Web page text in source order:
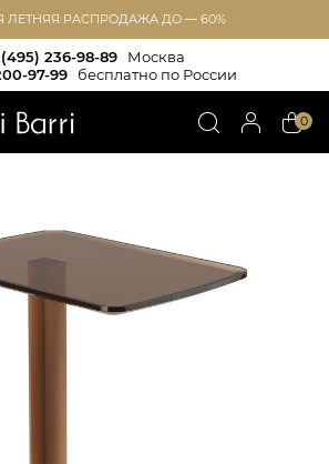
ЛЕТНЯЯ РАСПРОДАЖА ДО — 60%
236-98-89
Москва
97-99
бесплатно по России
0